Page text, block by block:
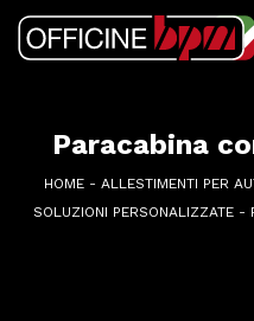
Paracabina
HOME - ALLESTIMENTI PER
SOLUZIONI PERSONALIZZATE -